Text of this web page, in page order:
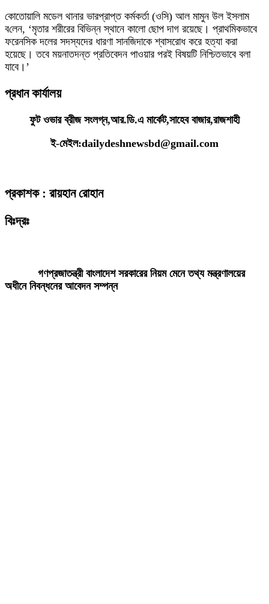
কোতোয়ালি মডেল থানার ভারপ্রাপ্ত কর্মকর্তা (ওসি) আল মামুন উল ইসলাম
ব‌লেন, ‘মৃতার শরীরের বিভিন্ন স্থানে কালো ছোপ দাগ রয়েছে। প্রাথমিকভাবে
ফরেনসিক দলের সদস্যদের ধারণা সানজিদাকে শ্বাসরোধ করে হত্যা করা
হয়েছে। তবে ময়নাতদন্ত প্রতিবেদন পাওয়ার পরই বিষয়টি নিশ্চিতভাবে বলা
যাবে।’
প্রধান কার্যালয়
ফুট ওভার ব্রীজ সংলগ্ন,আর.ডি.এ মার্কেট,সাহেব বাজার,রাজশাহী
ই-মেইল:dailydeshnewsbd@gmail.com
প্রকাশক : রায়হান রোহান
বিঃদ্রঃ
গণপ্রজাতন্ত্রী বাংলাদেশ সরকারের নিয়ম মেনে তথ্য মন্ত্রণালয়ের
অধীনে নিবন্ধনের আবেদন সম্পন্ন